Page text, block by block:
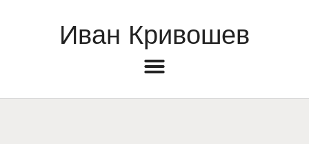
Иван Кривошев